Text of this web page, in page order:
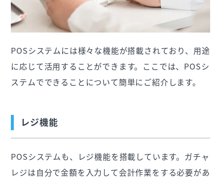
POSシステムには様々な機能が搭載されており、用途
に応じて活用することができます。ここでは、POSシ
ステムでできることについて簡単にご紹介します。
レジ機能
POSシステムも、レジ機能を搭載しています。ガチャ
レジは自分で金額を入力して会計作業をする必要があ